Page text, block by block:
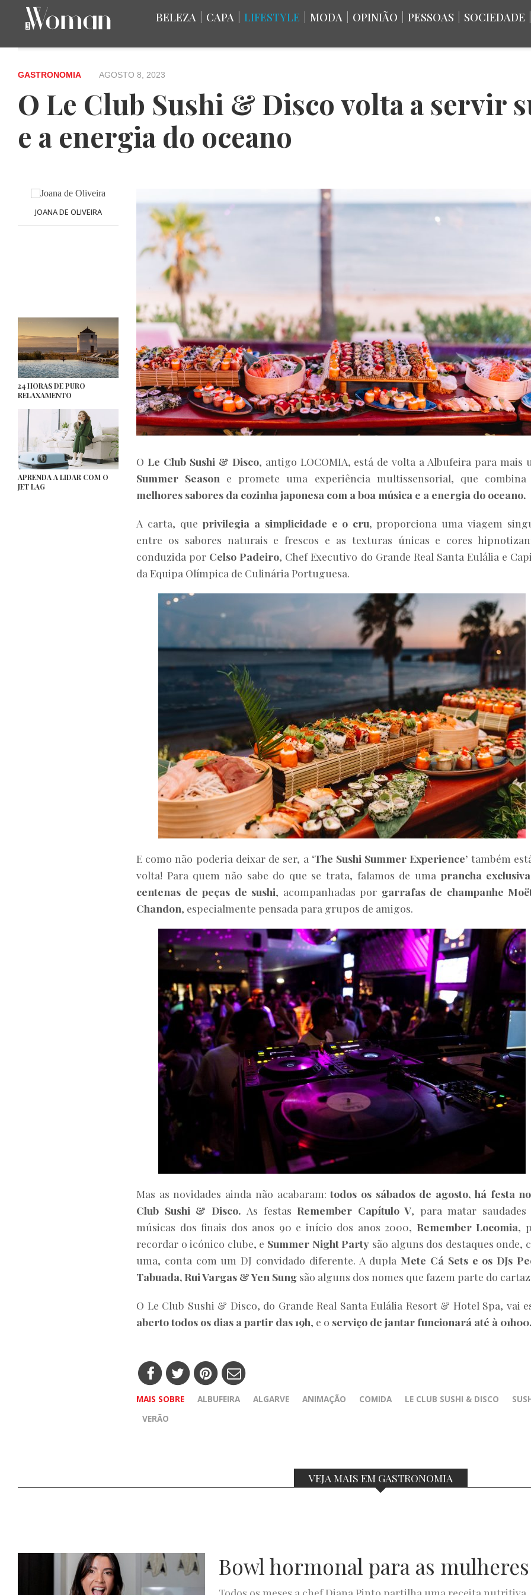
BELEZA CAPA LIFESTYLE MODA OPINIÃO PESSOAS SOCIEDADE
GASTRONOMIA AGOSTO 8, 2023
O Le Club Sushi & Disco volta a servir
e a energia do oceano
JOANA DE OLIVEIRA
24 HORAS DE PURO
RELAXAMENTO
APRENDA A LIDAR COM O
JET LAG
O Le Club Sushi & Disco, antigo LOCOMIA, está de volta a Albufeira para mais
Summer Season e promete uma experiência multissensorial, que combina
melhores sabores da cozinha japonesa com a boa música e a energia do oceano.
A carta, que privilegia a simplicidade e o cru, proporciona uma viagem
entre os sabores naturais e frescos e as texturas únicas e cores
conduzida por Celso Padeiro, Chef Executivo do Grande Real Santa Eulália e
da Equipa Olímpica de Culinária Portuguesa.
E como não poderia deixar de ser, a ‘The Sushi Summer Experience’ também
volta! Para quem não sabe do que se trata, falamos de uma prancha
centenas de peças de sushi, acompanhadas por garrafas de champanhe
Chandon, especialmente pensada para grupos de amigos.
Mas as novidades ainda não acabaram: todos os sábados de agosto, há festa
Club Sushi & Disco. As festas Remember Capítulo V, para matar saudades
músicas dos finais dos anos 90 e início dos anos 2000, Remember Locomia,
recordar o icónico clube, e Summer Night Party são alguns dos destaques onde,
uma, conta com um DJ convidado diferente. A dupla Mete Cá Sets e os DJs
Tabuada, Rui Vargas & Yen Sung são alguns dos nomes que fazem parte do
O Le Club Sushi & Disco, do Grande Real Santa Eulália Resort & Hotel Spa, vai
aberto todos os dias a partir das 19h, e o serviço de jantar funcionará até à 01h00.
MAIS SOBRE ALBUFEIRA ALGARVE ANIMAÇÃO COMIDA LE CLUB SUSHI & DISCO
VERÃO
VEJA MAIS EM GASTRONOMIA
Bowl hormonal para as mulheres